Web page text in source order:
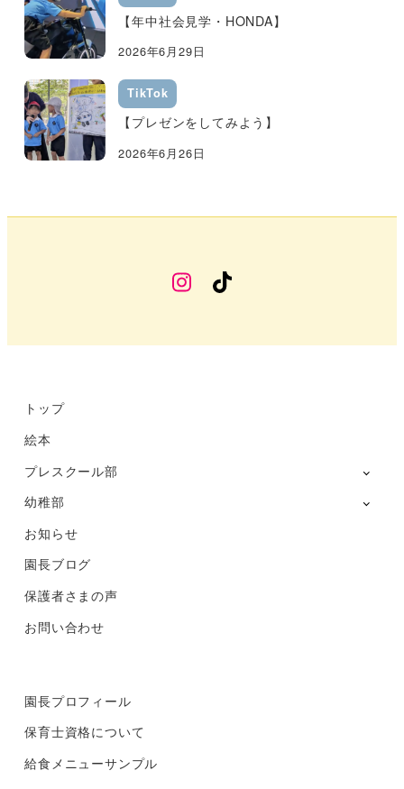
【年中社会見学・HONDA】
2026年6月29日
TikTok
【プレゼンをしてみよう】
2026年6月26日
幼
Instagram
TikTok
トップ
絵本
プレスクール部
幼稚部
お知らせ
園長ブログ
保護者さまの声
お問い合わせ
園長プロフィール
保育士資格について
給食メニューサンプル